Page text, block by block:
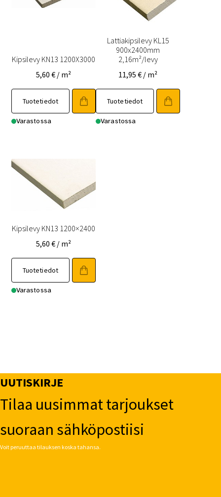
Kipsilevy KN13 1200X3000
5,60 € / m²
Tuotetiedot
Varastossa
Lattiakipsilevy KL15
900x2400mm
2,16m²/levy
11,95€ / m²
Tuotetiedot
Varastossa
Kipsilevy KN13 1200×2400
5,60 € / m²
Tuotetiedot
Varastossa
UUTISKIRJE
Tilaa uusimmat tarjoukset
suoraan sähköpostiisi
Voit peruuttaa tilauksen koska tahansa.